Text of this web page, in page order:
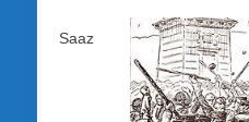
Saaz